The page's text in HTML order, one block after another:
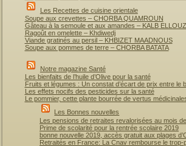
Les Recettes de cuisine orientale
Soupe aux crevettes – CHORBA QUAMROUN
Gâteau à la semoule et aux amandes – KALB ELLOUZ
Ragoût en omelette – Khdiwedj
Viande gratinés au persil – KHBIZET MAADNOUS
Soupe aux pommes de terre – CHORBA BATATA
Notre magazine Santé
Les bienfaits de l’huile d’Olive pour la santé
Fruits et légumes : Un constat d’écart de prix entre le
Les effets nocifs des pesticides sur la santé
Le pommier, cette plante bourrée de vertus
Les Bonnes nouvelles
Les pensions de retraites revalorisées au mois
Prime de scolarité pour la rentrée scolaire 2019
bonne nouvelle 2019, accès gratuit aux plages
Retraités en France: La Cnav rembourse le trop-